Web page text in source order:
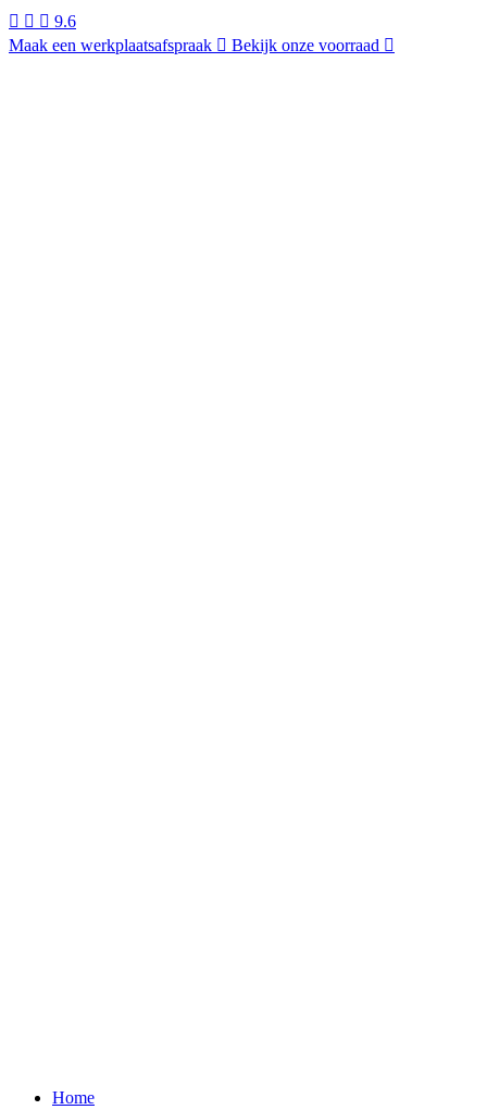
9.6
Maak een werkplaatsafspraak
Bekijk onze voorraad
Home